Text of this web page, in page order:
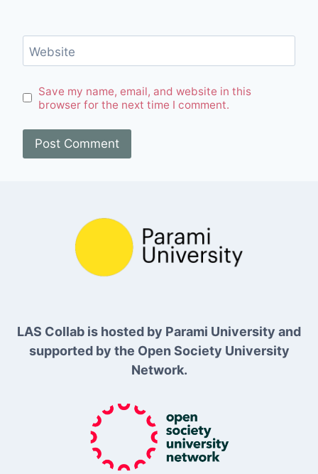
Website
Save my name, email, and website in this
browser for the next time I comment.
LAS Collab is hosted by Parami University and
supported by the Open Society University
Network.